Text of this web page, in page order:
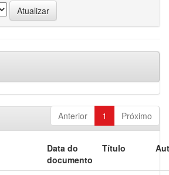
Anterior 1 Próximo
Data do
documento
Título